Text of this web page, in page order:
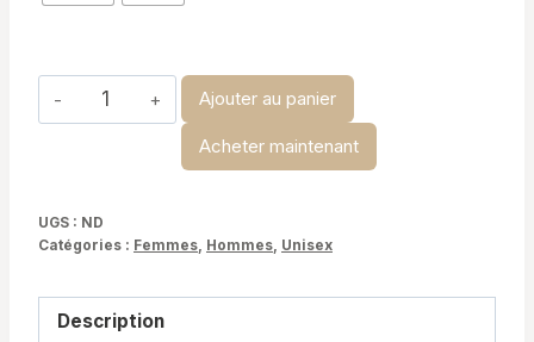
quantité
de
Tom
Ford
Ajouter au panier
Acheter maintenant
UGS : ND
Catégories : Femmes Hommes Unisex
Description